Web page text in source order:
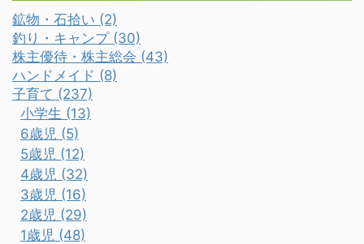
鉱物・石拾い (2)
釣り・キャンプ (30)
株主優待・株主総会 (43)
ハンドメイド (8)
子育て (237)
小学生 (13)
6歳児 (5)
5歳児 (12)
4歳児 (32)
3歳児 (16)
2歳児 (29)
1歳児 (48)